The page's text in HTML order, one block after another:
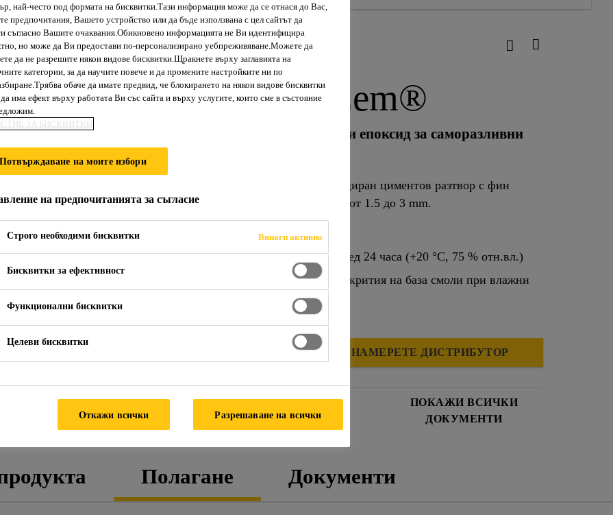
на циментова основа Sikafloor®-81 EpoCem®
Sikafloor®-81 EpoCem®
3-компонентен разтвор, комбинация от цимент и епоксид за саморазливни
подови замазки с дебелина от 1.5 до 3 mm
Sikafloor®-81 EpoCem® е 3-компонентен, епокси модифициран циментов разтвор с фин
пълнител за саморазливни подови замазки в тънки слоеве от 1.5 до 3 mm.
Може да се покрива с подови системи на база смоли след 24 часа (+20 °C, 75 % отн.вл.)
Предотвратява образуването на осмотични мехури в покрития на база смоли при влажни
НАМЕРЕТЕ ДИСТРИБУТОР
ЛИСТ С ТЕХНИЧЕСКИ
ДАННИ
ДАННИ ЗА
БЕЗОПАСНОСТ
ПОКАЖИ ВСИЧКИ
ДОКУМЕНТИ
Полагане Документи
най-често под формата на бисквитки.Тази информация може да се отнася до Вас,
предпочитания, Вашето устройство или да бъде използвана с цел сайтът да
съгласно Вашите очаквания.Обикновено информацията не Ви идентифицира
но може да Ви предостави по-персонализирано уебпреживяване.Можете да
да не разрешите някои видове бисквитки.Щракнете върху заглавията на
категории, за да научите повече и да промените настройките ни по
обаче да имате предвид, че блокирането на някои видове бисквитки
има ефект върху работата Ви със сайта и върху услугите, които сме в състояние
ЗА БИСКВИТКИ
Потвърждаване на моите избори
на предпочитанията за съгласие
Строго необходими бисквитки Винаги активно
Бисквитки за ефективност
Функционални бисквитки
Целеви бисквитки
Откажи всички Разрешаване на всички